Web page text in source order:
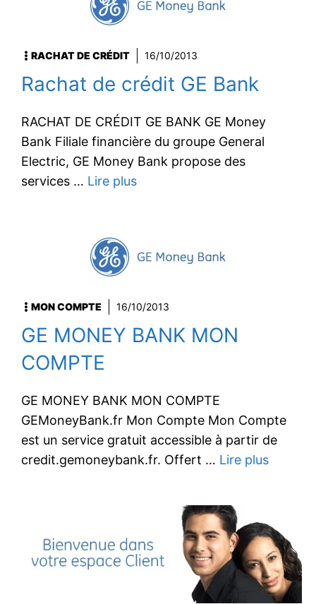
RACHAT DE CRÉDIT 16/10/2013
Rachat de crédit GE Bank
RACHAT DE CRÉDIT GE BANK GE Money
Bank Filiale financière du groupe General
Electric, GE Money Bank propose des
services … Lire plus
MON COMPTE 16/10/2013
GE MONEY BANK MON
COMPTE
GE MONEY BANK MON COMPTE
GEMoneyBank.fr Mon Compte Mon Compte
est un service gratuit accessible à partir de
credit.gemoneybank.fr. Offert … Lire plus